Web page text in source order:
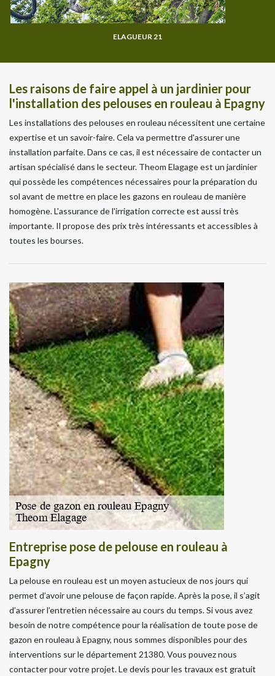
ELAGUEUR 21
Les raisons de faire appel à un jardinier pour
l'installation des pelouses en rouleau à Epagny
Les installations des pelouses en rouleau nécessitent une certaine
expertise et un savoir-faire. Cela va permettre d'assurer une
installation parfaite. Dans ce cas, il est nécessaire de contacter un
artisan spécialisé dans le secteur. Theom Elagage est un jardinier
qui possède les compétences nécessaires pour la préparation du
sol avant de mettre en place les gazons en rouleau de manière
homogène. L'assurance de l'irrigation correcte est aussi très
importante. Il propose des prix très intéressants et accessibles à
toutes les bourses.
Entreprise pose de pelouse en rouleau à
Epagny
La pelouse en rouleau est un moyen astucieux de nos jours qui
permet d’avoir une pelouse de façon rapide. Après la pose, il s’agit
d’assurer l’entretien nécessaire au cours du temps. Si vous avez
besoin de notre compétence pour la réalisation de toute pose de
gazon en rouleau à Epagny, nous sommes disponibles pour des
interventions sur le département 21380. Vous pouvez nous
contacter pour votre projet. Le devis pour les travaux est gratuit